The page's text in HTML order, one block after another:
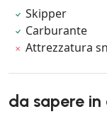
Skipper
Carburante
Attrezzatura
da sapere